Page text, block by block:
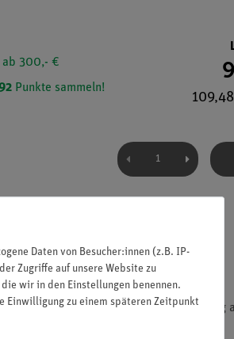
ab 300,- €
Punkte sammeln!
hat eine zylindrische Aussparung
Daten von Besucher:innen (z.B. IP-
Zugriffe auf unsere Website zu
wir in den Einstellungen benennen.
Einwilligung zu einem späteren Zeitpunkt